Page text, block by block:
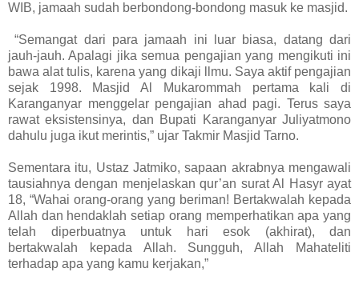
WIB, jamaah sudah berbondong-bondong masuk ke masjid.
“Semangat dari para jamaah ini luar biasa, datang dari
jauh-jauh. Apalagi jika semua pengajian yang mengikuti ini
bawa alat tulis, karena yang dikaji llmu. Saya aktif pengajian
sejak 1998. Masjid Al Mukarommah pertama kali di
Karanganyar menggelar pengajian ahad pagi. Terus saya
rawat eksistensinya, dan Bupati Karanganyar Juliyatmono
dahulu juga ikut merintis,” ujar Takmir Masjid Tarno.
Sementara itu, Ustaz Jatmiko, sapaan akrabnya mengawali
tausiahnya dengan menjelaskan qur’an surat Al Hasyr ayat
18, “Wahai orang-orang yang beriman! Bertakwalah kepada
Allah dan hendaklah setiap orang memperhatikan apa yang
telah diperbuatnya untuk hari esok (akhirat), dan
bertakwalah kepada Allah. Sungguh, Allah Mahateliti
terhadap apa yang kamu kerjakan,”